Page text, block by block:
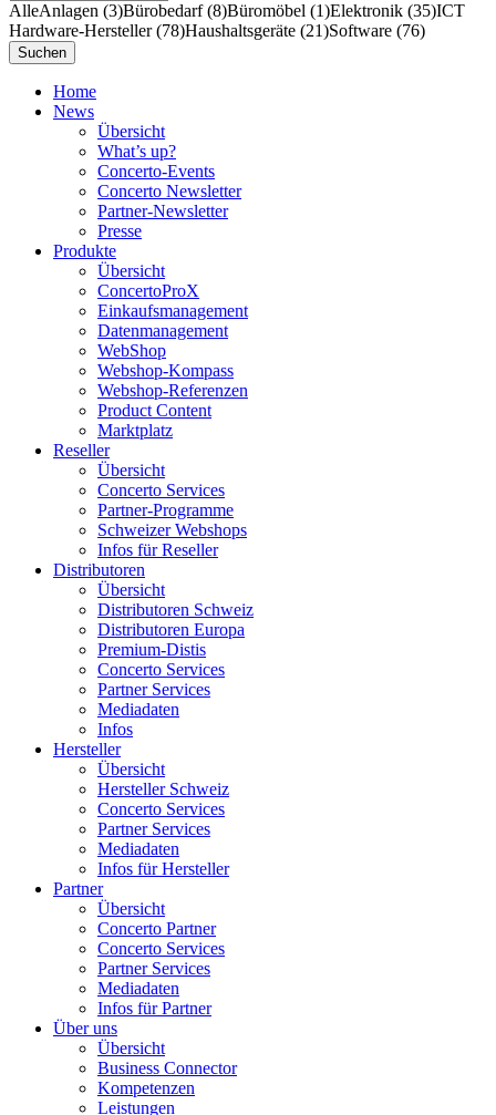
AlleAnlagen (3)Bürobedarf (8)Büromöbel (1)Elektronik (35)ICT
Hardware-Hersteller (78)Haushaltsgeräte (21)Software (76)
Home
News
Übersicht
What’s up?
Concerto-Events
Concerto Newsletter
Partner-Newsletter
Presse
Produkte
Übersicht
ConcertoProX
Einkaufsmanagement
Datenmanagement
WebShop
Webshop-Kompass
Webshop-Referenzen
Product Content
Marktplatz
Reseller
Übersicht
Concerto Services
Partner-Programme
Schweizer Webshops
Infos für Reseller
Distributoren
Übersicht
Distributoren Schweiz
Distributoren Europa
Premium-Distis
Concerto Services
Partner Services
Mediadaten
Infos
Hersteller
Übersicht
Hersteller Schweiz
Concerto Services
Partner Services
Mediadaten
Infos für Hersteller
Partner
Übersicht
Concerto Partner
Concerto Services
Partner Services
Mediadaten
Infos für Partner
Über uns
Übersicht
Business Connector
Kompetenzen
Leistungen